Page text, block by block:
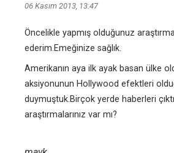
06 Kasım 2013, 13:47
Öncelikle yapmış olduğunuz
ederim.Emeğinize sağlık.
Amerikanın aya ilk ayak basan ülke
aksiyonunun Hollywood efektleri
duymuştuk.Birçok yerde haberleri
araştırmalarınız var mı?